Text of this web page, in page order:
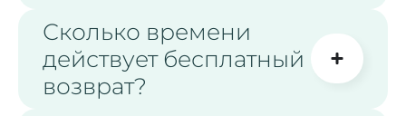
Сколько времени
действует бесплатный
возврат?